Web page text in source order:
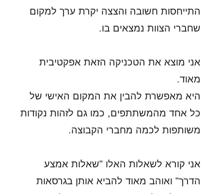
התייחסות חשובה והצצה יקרת ערך למקום
שחברי הצוות נמצאים בו.
אני מוצא את הטכניקה הזאת אפקטיבית
מאוד.
היא מאפשרת להבין את המקום האישי של
כל אחד מהמשתתפים, כמו גם לזהות נקודות
משותפות לכמה מחברי הקבוצה.
אני קורא לשאלות האלו "שאלות אמצע
הדרך" ואוהב מאוד להביא אותן בגרסאות